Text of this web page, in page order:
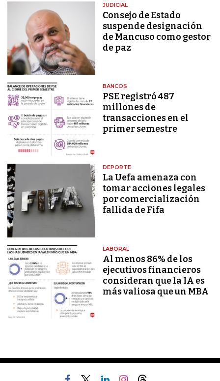
JUDICIAL
Consejo de Estado
suspende designación
de Mancuso como gestor
de paz
BANCOS
PSE registró 487
millones de
transacciones en el
primer semestre
DEPORTE
La Uefa amenaza con
tomar acciones legales
por comercialización
fallida de Fifa
LABORAL
Al menos 86% de los
ejecutivos financieros
consideran que la IA es
más valiosa que un MBA